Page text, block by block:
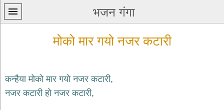
भजन गंगा
प्रथम
मोको मार गयो नजर कटारी
कन्हैया मोको मार गयो नजर कटारी,
नजर कटारी हो नजर कटारी,